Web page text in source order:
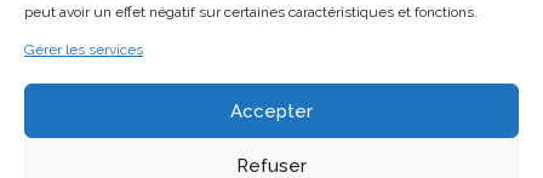
peut avoir un effet négatif sur certaines caractéristiques et fonctions.
Gérer les services
Accepter
Refuser